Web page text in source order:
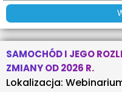
SAMOCHÓD I JEGO
ZMIANY OD 2026 R.
Lokalizacja: